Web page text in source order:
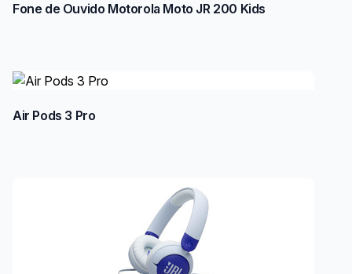
Fone de Ouvido Motorola Moto JR 200 Kids
Air Pods 3 Pro